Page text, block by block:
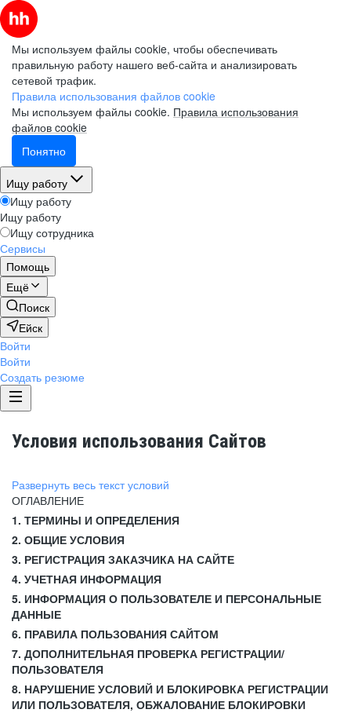
Мы используем файлы cookie, чтобы обеспечивать
правильную работу нашего веб-сайта и анализировать
сетевой трафик.
Правила использования файлов cookie
Мы используем файлы cookie. Правила использования
файлов cookie
Понятно
Ищу работу
Ищу работу
Ищу работу
Ищу сотрудника
Сервисы
Помощь
Ещё
Поиск
Ейск
Войти
Войти
Создать резюме
Условия использования Сайтов
Развернуть весь текст условий
ОГЛАВЛЕНИЕ
1. ТЕРМИНЫ И ОПРЕДЕЛЕНИЯ
2. ОБЩИЕ УСЛОВИЯ
3. РЕГИСТРАЦИЯ ЗАКАЗЧИКА НА САЙТЕ
4. УЧЕТНАЯ ИНФОРМАЦИЯ
5. ИНФОРМАЦИЯ О ПОЛЬЗОВАТЕЛЕ И ПЕРСОНАЛЬНЫЕ
ДАННЫЕ
6. ПРАВИЛА ПОЛЬЗОВАНИЯ САЙТОМ
7. ДОПОЛНИТЕЛЬНАЯ ПРОВЕРКА РЕГИСТРАЦИИ/
ПОЛЬЗОВАТЕЛЯ
8. НАРУШЕНИЕ УСЛОВИЙ И БЛОКИРОВКА РЕГИСТРАЦИИ
ИЛИ ПОЛЬЗОВАТЕЛЯ, ОБЖАЛОВАНИЕ БЛОКИРОВКИ